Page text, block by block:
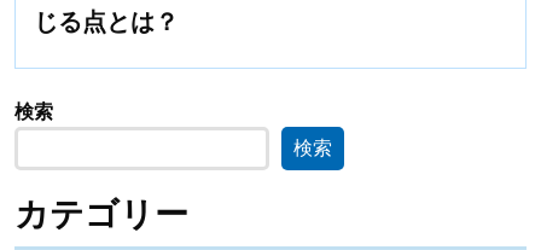
じる点とは？
検索
検索
カテゴリー